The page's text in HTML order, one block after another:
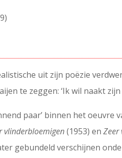
uit zijn poëzie
te zeggen: ‘Ik wil naakt
paar’ binnen het
vlinderbloemigen(1953) enZeer
gebundeld verschijnen